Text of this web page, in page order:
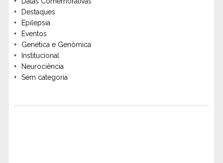
Destaques
Epilepsia
Eventos
Genética e Genômica
Institucional
Neurociência
Sem categoria